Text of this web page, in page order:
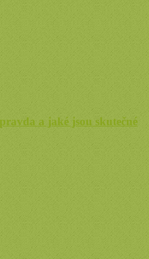
a jaké jsou skutečné